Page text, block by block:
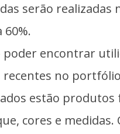
serão
poder encontrar
no
estão
cores e